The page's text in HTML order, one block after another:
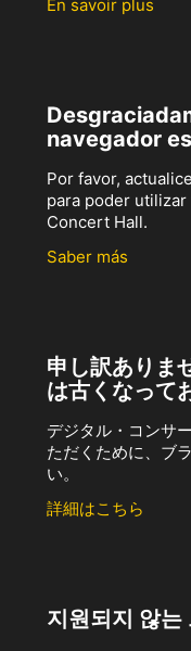
En savoir plus
navegador
Por favor,
para poder
Concert Hall.
Saber más
申し訳ありま
は古くなって
デジタル・コンサ
ただくために、ブ
い。
詳細はこちら
지원되지 않는